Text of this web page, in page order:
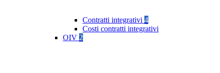
Contratti integrativi 4
Costi contratti integrativi
OIV 2